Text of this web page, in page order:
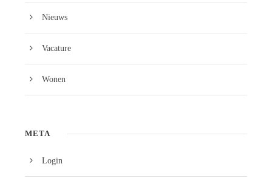
Nieuws
Vacature
Wonen
META
Login